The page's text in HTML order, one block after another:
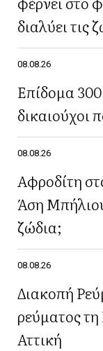
διαλύει τις
08.08.26
Επίδομα 300
δικαιούχοι
08.08.26
Αφροδίτη
Άση
ζώδια;
08.08.26
Διακοπή
ρεύματος
Αττική